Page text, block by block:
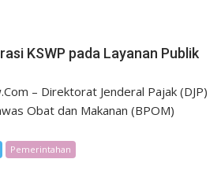
KSWP pada Layanan Publik
– Direktorat Jenderal Pajak (DJP)
Obat dan Makanan (BPOM)
Pemerintahan